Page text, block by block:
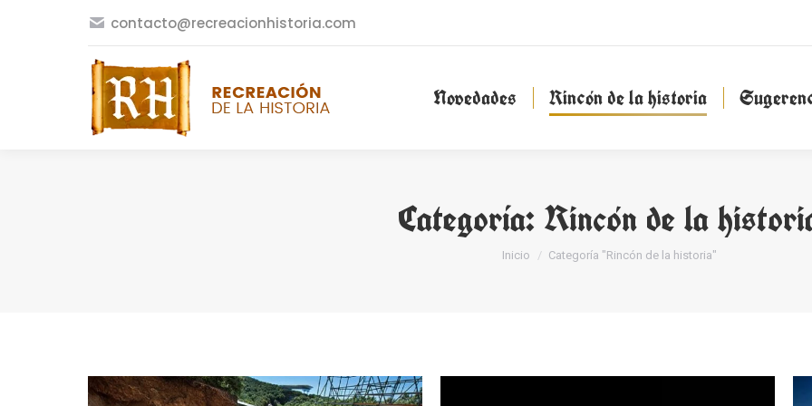
contacto@recreacionhistoria.com
Novedades Rincón de la historia
Categoría: Rincón de la
Estás aquí:
Inicio Categoría "Rincón de la historia"
Novedades Rincón de la historia